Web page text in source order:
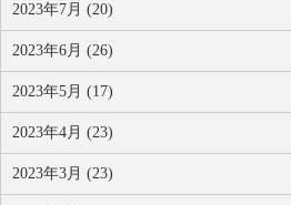
2023年7月 (20)
2023年6月 (26)
2023年5月 (17)
2023年4月 (23)
2023年3月 (23)